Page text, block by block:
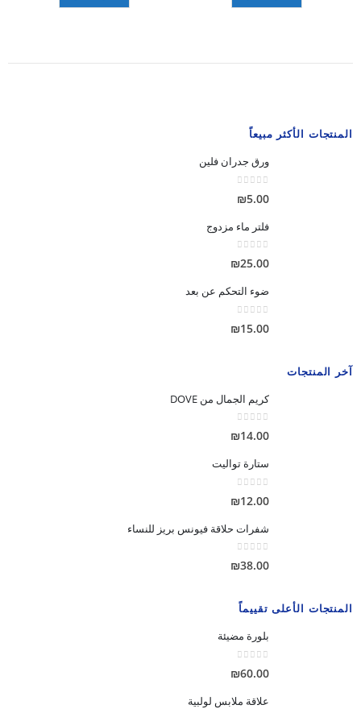
المنتجات الأكثر مبيعاً
ورق جدران فلين
₪5.00
فلتر ماء مزدوج
0
out of 5
₪25.00
ضوء التحكم عن بعد
₪15.00
آخر المنتجات
كريم الجمال من DOVE
0
out of 5
₪14.00
ستارة تواليت
₪12.00
شفرات حلاقة فيونس بريز للنساء
0
out of 5
₪38.00
المنتجات الأعلى تقييماً
بلورة مضيئة
₪60.00
علاقة ملابس لولبية